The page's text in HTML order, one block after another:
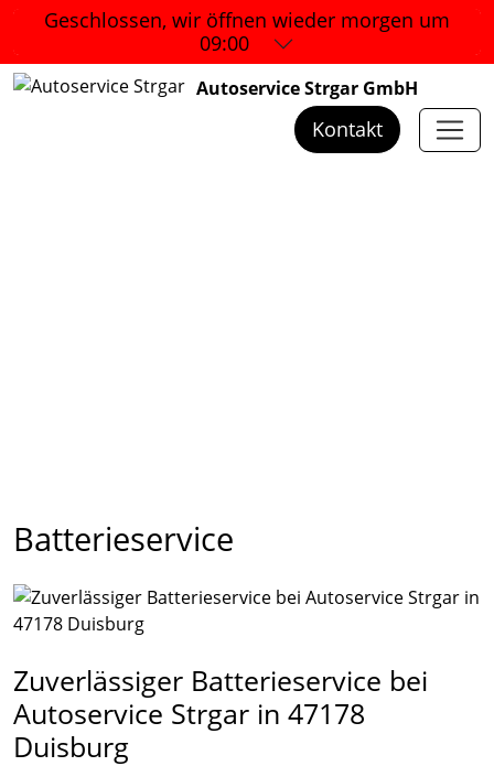
Geschlossen, wir öffnen wieder morgen um
09:00
Autoservice Strgar GmbH
Kontakt
Batterieservice
Zuverlässiger Batterieservice bei
Autoservice Strgar in 47178
Duisburg